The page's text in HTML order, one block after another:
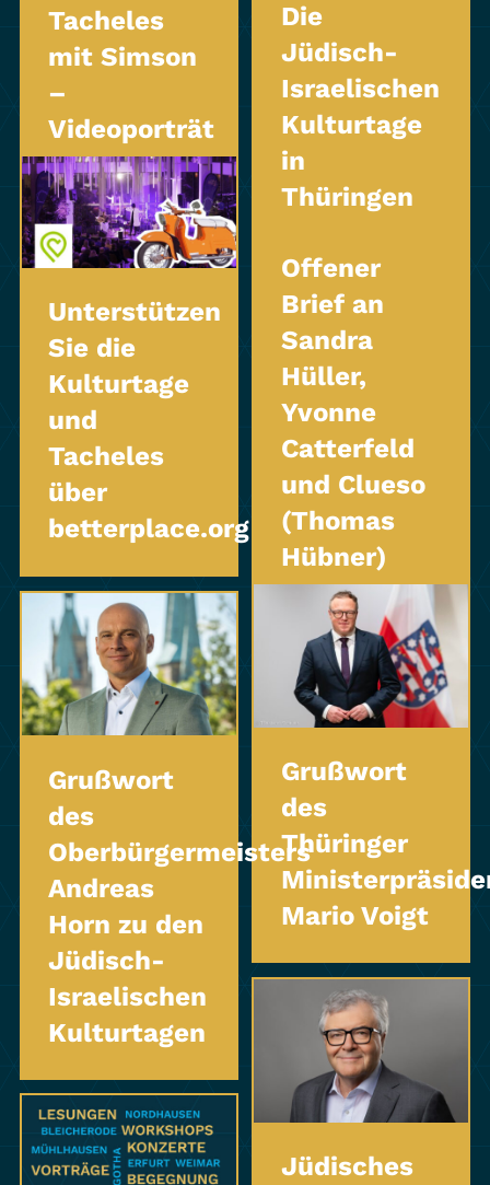
Die
Jüdisch-
Israelischen
Kulturtage
in
Thüringen
Tacheles
mit Simson
–
Videoporträt
Unterstützen
Sie die
Kulturtage
und
Tacheles
über
betterplace.org
Offener
Brief an
Sandra
Hüller,
Yvonne
Catterfeld
und Clueso
(Thomas
Hübner)
Grußwort
des
Thüringer
Mario Voigt
Grußwort
des
Oberbürgermeisters
Andreas
Horn zu den
Jüdisch-
Israelischen
Kulturtagen
Jüdisches